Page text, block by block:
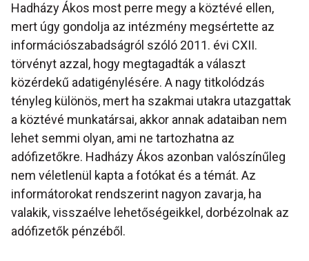
Hadházy Ákos most perre megy a köztévé ellen,
mert úgy gondolja az intézmény megsértette az
információszabadságról szóló 2011. évi CXII.
törvényt azzal, hogy megtagadták a választ
közérdekű adatigénylésére. A nagy titkolódzás
tényleg különös, mert ha szakmai utakra utazgattak
a köztévé munkatársai, akkor annak adataiban nem
lehet semmi olyan, ami ne tartozhatna az
adófizetőkre. Hadházy Ákos azonban valószínűleg
nem véletlenül kapta a fotókat és a témát. Az
informátorokat rendszerint nagyon zavarja, ha
valakik, visszaélve lehetőségeikkel, dorbézolnak az
adófizetők pénzéből.